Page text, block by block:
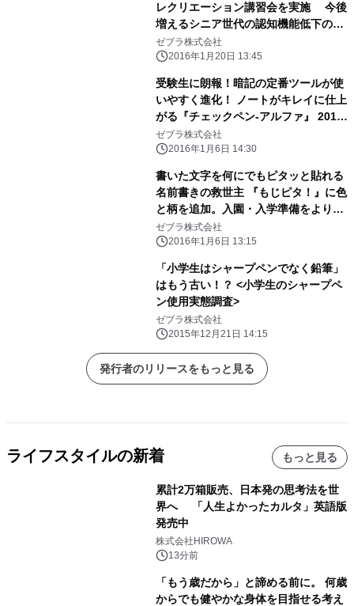
レクリエーション講習会を実施 今後
増えるシニア世代の認知機能低下の予
防に貢献
ゼブラ株式会社
2016年1月20日 13:45
受験生に朗報！暗記の定番ツールが使
いやすく進化！ ノートがキレイに仕上
がる『チェックペン-アルファ』 2016
年1月25日（月）発売
ゼブラ株式会社
2016年1月6日 14:30
書いた文字を何にでもピタッと貼れる
名前書きの救世主 『もじピタ！』に色
と柄を追加。入園・入学準備をより楽
しく！ 2016年1月25日（月）発売
ゼブラ株式会社
2016年1月6日 13:15
「小学生はシャープペンでなく鉛筆」
はもう古い！？ <小学生のシャープペ
ン使用実態調査>
ゼブラ株式会社
2015年12月21日 14:15
発行者のリリースをもっと見る
ライフスタイルの新着 もっと見る
累計2万箱販売、日本発の思考法を世
界へ 「人生よかったカルタ」英語版
発売中
株式会社HIROWA
13分前
「もう歳だから」と諦める前に。 何歳
からでも健やかな身体を目指せる考え